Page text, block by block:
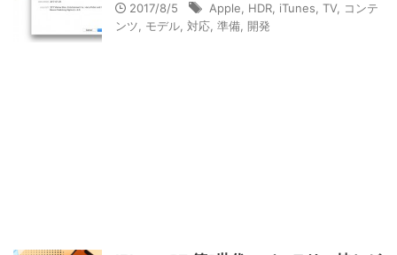
2017/8/5 Apple HDR iTunes TV, コンテ
ンツ
モデル 対応 準備 開発